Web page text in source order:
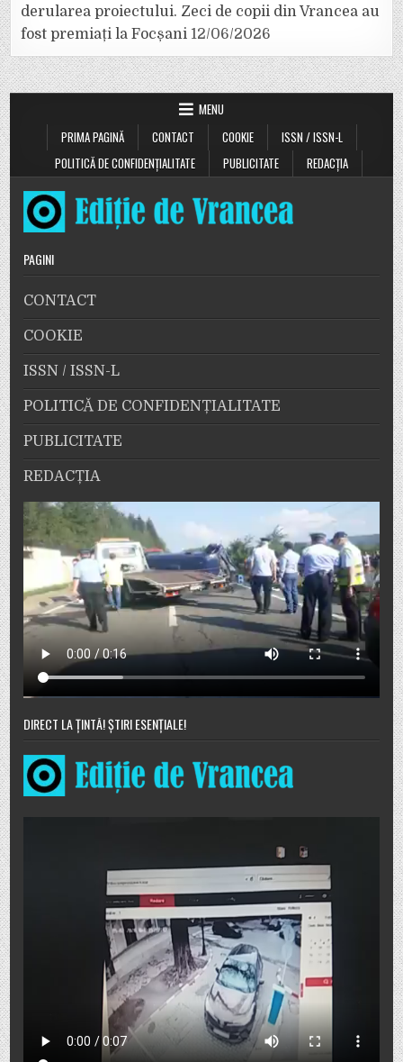
derularea proiectului. Zeci de copii din Vrancea au
fost premiați la Focșani 12/06/2026
MENU
PRIMA PAGINĂ
CONTACT COOKIE
ISSN / ISSN-L
POLITICĂ DE CONFIDENȚIALITATE
PUBLICITATE REDACȚIA
PAGINI
CONTACT
COOKIE
ISSN / ISSN-L
POLITICĂ DE CONFIDENȚIALITATE
PUBLICITATE
REDACȚIA
DIRECT LA ȚINTĂ! ȘTIRI ESENȚIALE!